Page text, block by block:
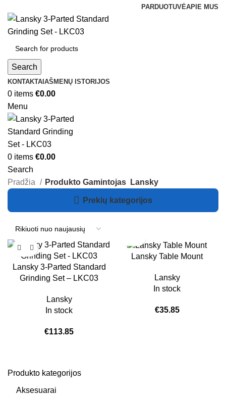
PARDUOTUVĖAPIE MUS
Search
KONTAKTAI AŠMENŲ ISTORIJOS
0 items €0.00
Menu
0 items €0.00
Search
Produkto kategorijos
Aksesuarai
Pradžia Produkto Gamintojas Lansky
Prekių kategorijos
Lansky 3-Parted Standard
Grinding Set – LKC03
Lansky
In stock
€113.85
Lansky Table Mount
Lansky
In stock
€35.85